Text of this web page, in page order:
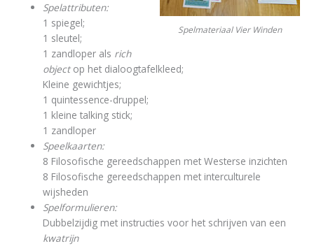
Spelmateriaal Vier Winden
Spelattributen:
1 spiegel;
1 sleutel;
1 zandloper als rich
objectop het dialoogtafelkleed;
Kleine gewichtjes;
1 quintessence-druppel;
1 kleine talking stick;
1 zandloper
Speelkaarten:
8 Filosofische gereedschappen met Westerse inzichten
8 Filosofische gereedschappen met interculturele
wijsheden
Spelformulieren:
Dubbelzijdig met instructies voor het schrijven van een
kwatrijn